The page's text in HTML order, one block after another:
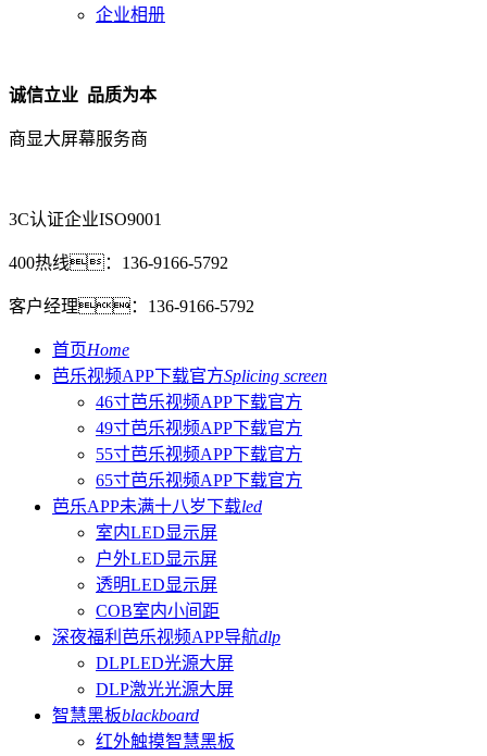
企业相册
诚信立业 品质为本
商显大屏幕服务商
3C认证企业ISO9001
400热线： 136-9166-5792
客户经理： 136-9166-5792
首页Home
芭乐视频APP下载官方Splicing screen
46寸芭乐视频APP下载官方
49寸芭乐视频APP下载官方
55寸芭乐视频APP下载官方
65寸芭乐视频APP下载官方
芭乐APP未满十八岁下载led
室内LED显示屏
户外LED显示屏
透明LED显示屏
COB室内小间距
深夜福利芭乐视频APP导航dlp
DLPLED光源大屏
DLP激光光源大屏
智慧黑板blackboard
红外触摸智慧黑板